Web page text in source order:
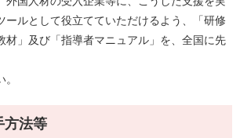
ールとして役立てていただけるよう、「研修
材」及び「指導者マニュアル」を、全国に先
法等